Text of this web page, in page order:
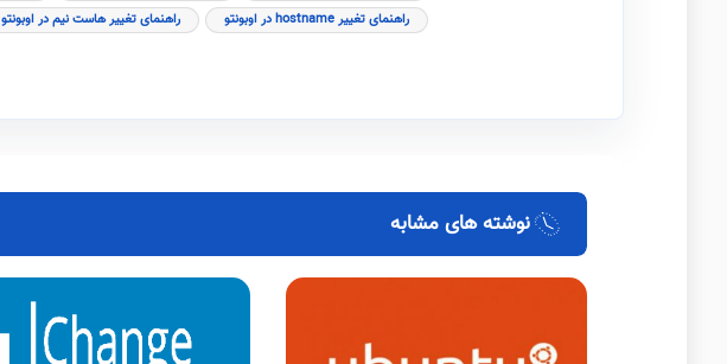
راهنمای تغییر hostname در اوبونتو
راهنمای تغییر هاست نیم در اوبونتو
نوشته های مشابه